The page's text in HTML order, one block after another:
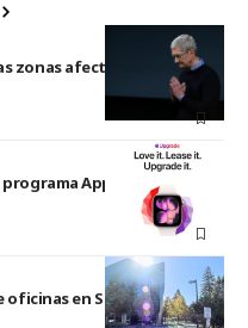
zonas afectadas por los
Apple Upgrade
en Sunnyvale